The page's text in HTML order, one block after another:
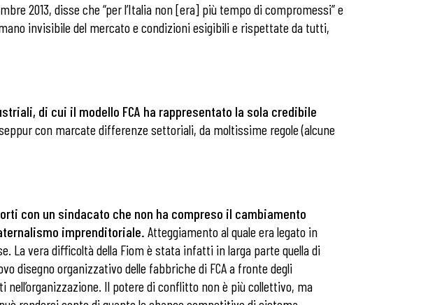
2013, disse che “per l’Italia non [era] più tempo di compromessi” e
invisibile del mercato e condizioni esigibili e rispettate da tutti,
di cui il modello FCA ha rappresentato la sola credibile
con marcate differenze settoriali, da moltissime regole (alcune
con un sindacato che non ha compreso il cambiamento
imprenditoriale. Atteggiamento al quale era legato in
La vera difficoltà della Fiom è stata infatti in larga parte quella di
disegno organizzativo delle fabbriche di FCA a fronte degli
Il potere di conflitto non è più collettivo, ma